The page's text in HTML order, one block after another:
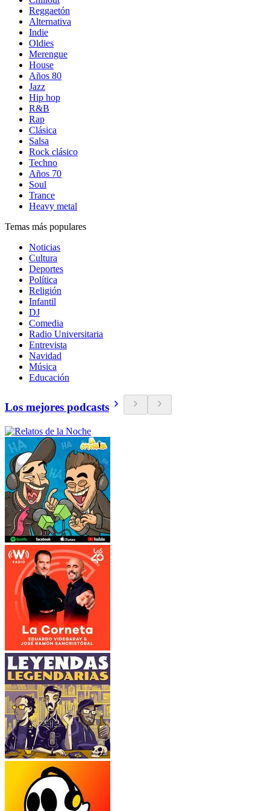
Reggaetón
Alternativa
Indie
Oldies
Merengue
House
Años 80
Jazz
Hip hop
R&B
Rap
Clásica
Salsa
Rock clásico
Techno
Años 70
Soul
Trance
Heavy metal
Temas más populares
Noticias
Cultura
Deportes
Política
Religión
Infantil
DJ
Comedia
Radio Universitaria
Entrevista
Navidad
Música
Educación
Los mejores podcasts